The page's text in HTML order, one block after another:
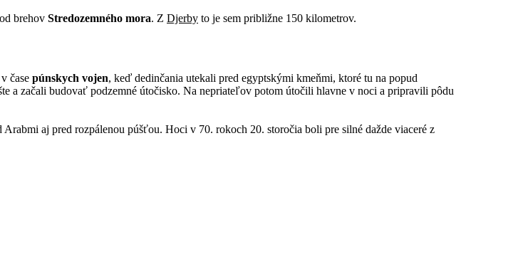
brehov Stredozemného mora. Z Djerby to je sem približne 150 kilometrov.
čase púnskych vojen, keď dedinčania utekali pred egyptskými kmeňmi, ktoré tu na popud
a začali budovať podzemné útočisko. Na nepriateľov potom útočili hlavne v noci a pripravili pôdu
aj pred rozpálenou púšťou. Hoci v 70. rokoch 20. storočia boli pre silné dažde viaceré z